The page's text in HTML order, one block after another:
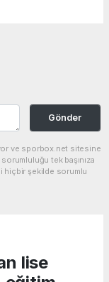
Gönder
ve sporbox.net sitesine
tek başınıza
hiçbir şekilde sorumlu
lise